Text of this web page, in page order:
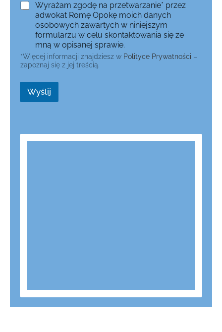
Wyrażam zgodę na przetwarzanie* przez
adwokat Romę Opokę moich danych
osobowych zawartych w niniejszym
formularzu w celu skontaktowania się ze
mną w opisanej sprawie.
*Więcej informacji znajdziesz w Polityce Prywatności –
zapoznaj się z jej treścią.
Wyślij